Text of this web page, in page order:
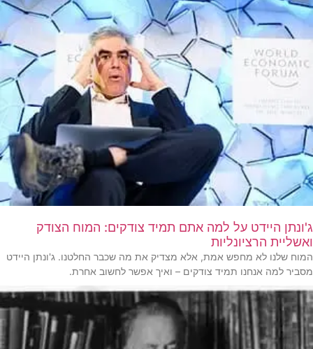
ג'ונתן היידט על למה אתם תמיד צודקים: המוח הצודק
ואשליית הרציונליות
המוח שלנו לא מחפש אמת, אלא מצדיק את מה שכבר החלטנו. ג'ונתן היידט
מסביר למה אנחנו תמיד צודקים – ואיך אפשר לחשוב אחרת.